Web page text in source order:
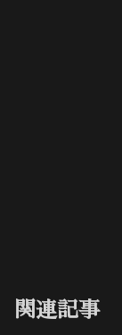
関連記事